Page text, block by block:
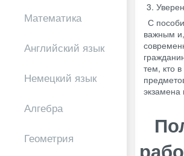
Математика
Английский язык
Немецкий язык
Алгебра
Геометрия
С
важным
тем, кто